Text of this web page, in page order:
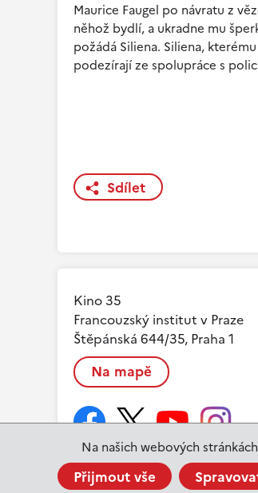
Na našich webových
Přijmout vše
Maurice Faugel po návratu z
něhož bydlí, a ukradne mu
požádá Siliena. Siliena,
podezírají ze spolupráce s
Sdílet
Kino 35
Francouzský institut v Praze
Štěpánská 644/35, Praha 1
Na mapě
© 2023 Institut français de Prague |